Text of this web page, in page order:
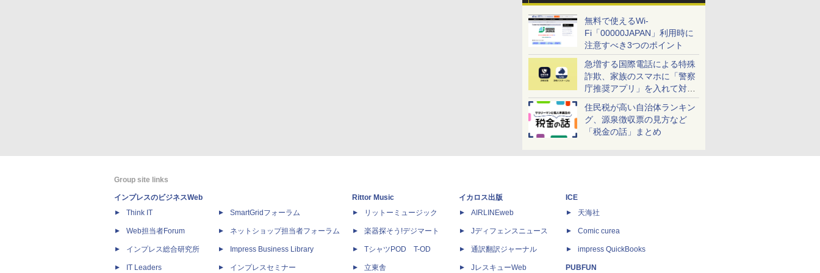
無料で使えるWi-
Fi「00000JAPAN」利用時に
注意すべき3つのポイント
急増する国際電話による特殊
詐欺、家族のスマホに「警察
庁推奨アプリ」を入れて対策
しよう！
住民税が高い自治体ランキン
グ、源泉徴収票の見方など
「税金の話」まとめ
Group site links
インプレスのビジネスWeb
Think IT
Web担当者Forum
インプレス総合研究所
IT Leaders
SmartGridフォーラム
ネットショップ担当者フォーラム
Impress Business Library
インプレスセミナー
Rittor Music
リットーミュージック
楽器探そう!デジマート
TシャツPOD T-OD
立東舎
イカロス出版
AIRLINEweb
Jディフェンスニュース
通訳翻訳ジャーナル
JレスキューWeb
ICE
天海社
Comic curea
impress QuickBooks
PUBFUN